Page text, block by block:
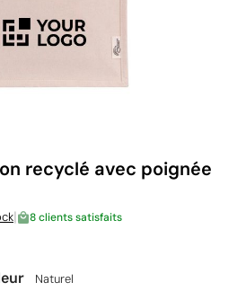
recyclé avec poignée
| 8 clients satisfaits
Naturel